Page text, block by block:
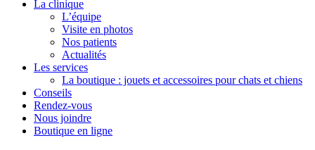
La clinique
L’équipe
Visite en photos
Nos patients
Actualités
Les services
La boutique : jouets et accessoires pour chats et chiens
Conseils
Rendez-vous
Nous joindre
Boutique en ligne